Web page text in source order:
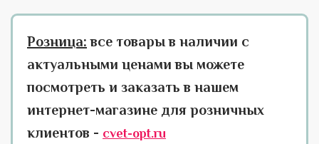
Розница: все товары в наличии с
актуальными ценами вы можете
посмотреть и заказать в нашем
интернет-магазине для розничных
клиентов - cvet-opt.ru